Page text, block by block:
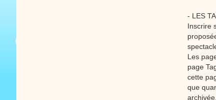
- LES
Inscrire
Les
page
cette
que